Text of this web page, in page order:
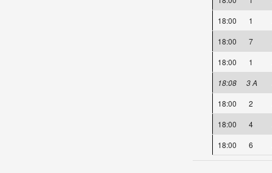
18:00
1
18:00
7
18:00
1
18:08
3 A
18:00
2
18:00
4
18:00
6